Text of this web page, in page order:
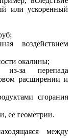
или ускоренный
воздействием
окалины;
за перепада
расширении и
сгорания
ее геометрии.
между